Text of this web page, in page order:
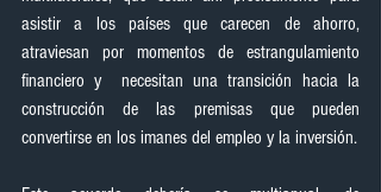
asistir a los países que carecen de ahorro,
atraviesan por momentos de estrangulamiento
financiero y  necesitan una transición hacia la
construcción de las premisas que pueden
convertirse en los imanes del empleo y la inversión.